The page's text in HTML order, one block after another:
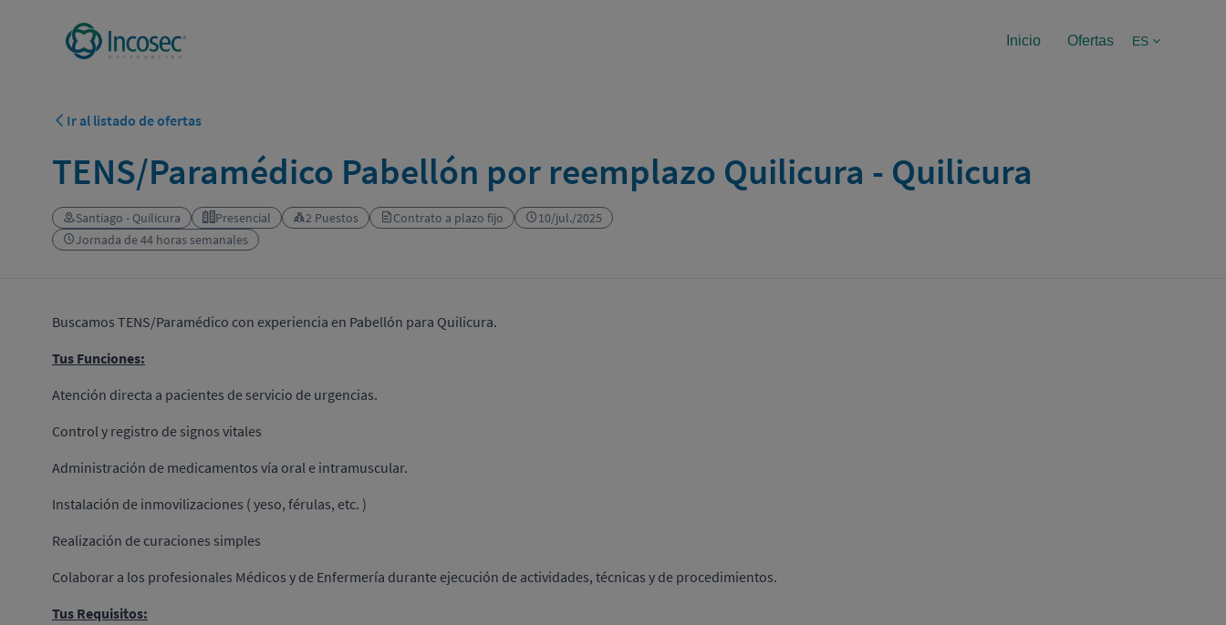
Inicio Ofertas ES
Ir al listado de ofertas
TENS/Paramédico Pabellón por reemplazo Quilicura - Quilicura
Santiago - Quilicura Presencial 2 Puestos Contrato a plazo fijo
10/jul./2025
Jornada de 44 horas semanales
Buscamos TENS/Paramédico con experiencia en Pabellón para Quilicura.
Tus Funciones:
Atención directa a pacientes de servicio de urgencias.
Control y registro de signos vitales
Administración de medicamentos vía oral e intramuscular.
Instalación de inmovilizaciones ( yeso, férulas, etc. )
Realización de curaciones simples
Colaborar a los profesionales Médicos y de Enfermería durante ejecución de actividades, técnicas y de procedimientos​​.
Tus Requisitos: